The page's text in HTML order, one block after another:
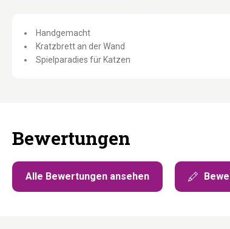
Handgemacht
Kratzbrett an der Wand
Spielparadies für Katzen
Bewertungen
Alle Bewertungen ansehen